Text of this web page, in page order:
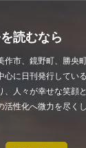
読むなら
作市、鏡野町、勝央
心に日刊発行してい
、人々が幸せな笑顔
性化へ微力を尽くし